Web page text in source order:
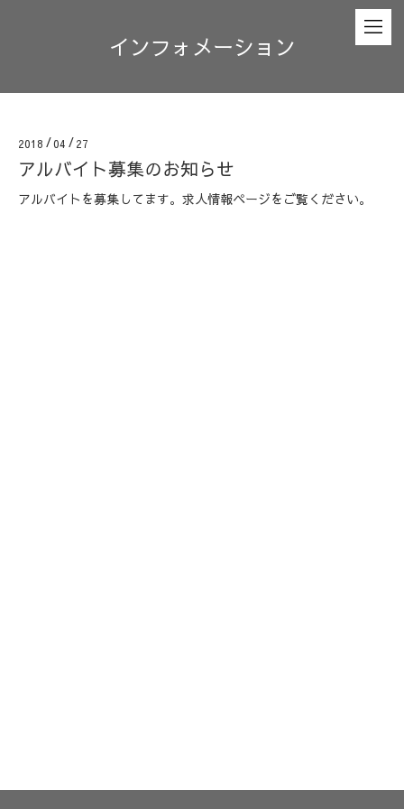
インフォメーション
2018 / 04 / 27
アルバイト募集のお知らせ
アルバイトを募集してます。求人情報ページをご覧ください。